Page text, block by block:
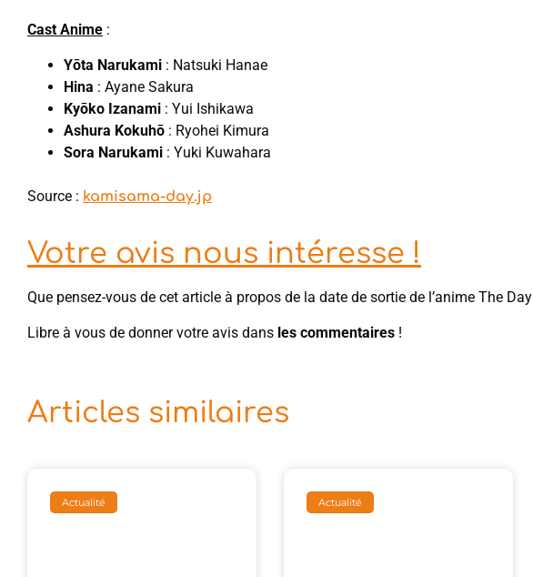
Cast Anime :
Yōta Narukami : Natsuki Hanae
Hina : Ayane Sakura
Kyōko Izanami : Yui Ishikawa
Ashura Kokuhō : Ryohei Kimura
Sora Narukami : Yuki Kuwahara
Source : kamisama-day.jp
Votre avis nous intéresse !
Que pensez-vous de cet article à propos de la date de sortie de l’anime The
Libre à vous de donner votre avis dans les commentaires !
Articles similaires
Actualité Actualité